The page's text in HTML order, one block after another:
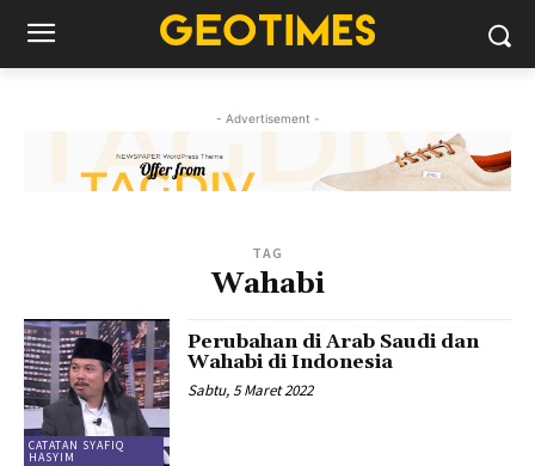
- Advertisement -
TAG
Wahabi
CATATAN SYAFIQ
HASYIM
Perubahan di Arab Saudi dan
Wahabi di Indonesia
Sabtu, 5 Maret 2022